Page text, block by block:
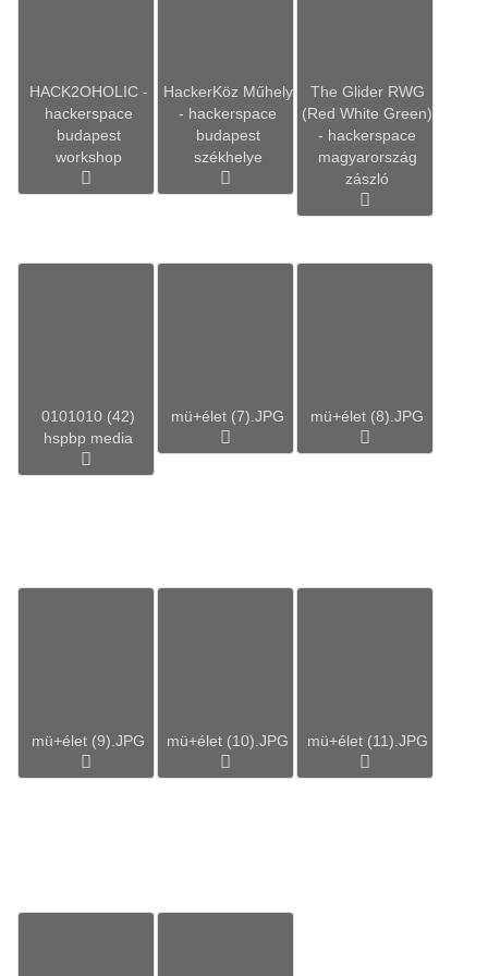
HACK2OHOLIC -
hackerspace
budapest
workshop
HackerKöz Műhely
- hackerspace
budapest
székhelye
The Glider RWG
(Red White Green)
- hackerspace
magyarország
zászló
0101010 (42)
hspbp media
mü+élet (7).JPG mü+élet (8).JPG
mü+élet (9).JPG mü+élet (10).JPG mü+élet (11).JPG